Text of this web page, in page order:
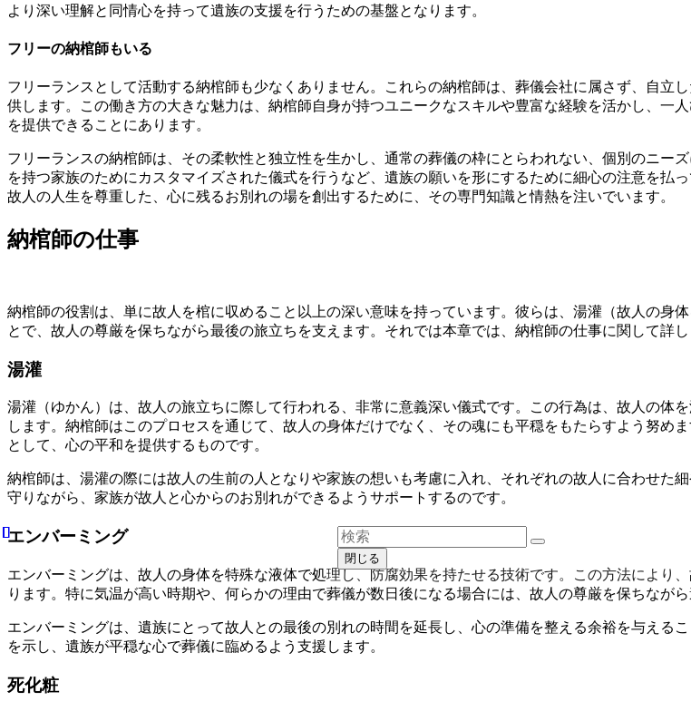
より深い理解と同情心を持って遺族の支援を行うための基盤となります。
フリーの納棺師もいる
フリーランスとして活動する納棺師も少なくありません。これらの納棺師は、葬儀会社に属さず、自立
供します。この働き方の大きな魅力は、納棺師自身が持つユニークなスキルや豊富な経験を活かし、一
を提供できることにあります。
フリーランスの納棺師は、その柔軟性と独立性を生かし、通常の葬儀の枠にとらわれない、個別のニー
を持つ家族のためにカスタマイズされた儀式を行うなど、遺族の願いを形にするために細心の注意を払
故人の人生を尊重した、心に残るお別れの場を創出するために、その専門知識と情熱を注いでいます。
納棺師の仕事
納棺師の役割は、単に故人を棺に収めること以上の深い意味を持っています。彼らは、湯灌（故人の身
とで、故人の尊厳を保ちながら最後の旅立ちを支えます。それでは本章では、納棺師の仕事に関して詳し
湯灌
湯灌（ゆかん）は、故人の旅立ちに際して行われる、非常に意義深い儀式です。この行為は、故人の体
します。納棺師はこのプロセスを通じて、故人の身体だけでなく、その魂にも平穏をもたらすよう努め
として、心の平和を提供するものです。
納棺師は、湯灌の際には故人の生前の人となりや家族の想いも考慮に入れ、それぞれの故人に合わせた
守りながら、家族が故人と心からのお別れができるようサポートするのです。
エンバーミング
エンバーミングは、故人の身体を特殊な液体で処理し、防腐効果を持たせる技術です。この方法により
ります。特に気温が高い時期や、何らかの理由で葬儀が数日後になる場合には、故人の尊厳を保ちなが
エンバーミングは、遺族にとって故人との最後の別れの時間を延長し、心の準備を整える余裕を与える
を示し、遺族が平穏な心で葬儀に臨めるよう支援します。
死化粧
閉じる